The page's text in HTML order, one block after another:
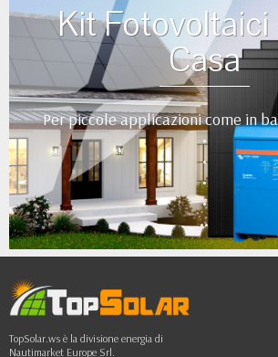
Kit
Casa
Per piccole applicazioni come in
•
•
•
•
••
TopSolar.ws è la divisione energia di
Nautimarket Europe Srl.